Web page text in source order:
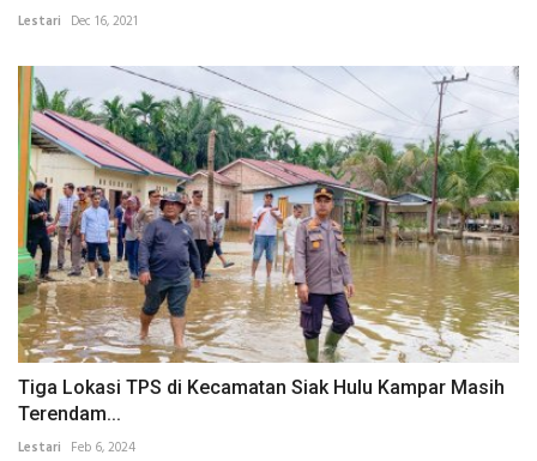
Lestari Dec 16, 2021
Tiga Lokasi TPS di Kecamatan Siak Hulu Kampar Masih
Terendam...
Lestari Feb 6, 2024